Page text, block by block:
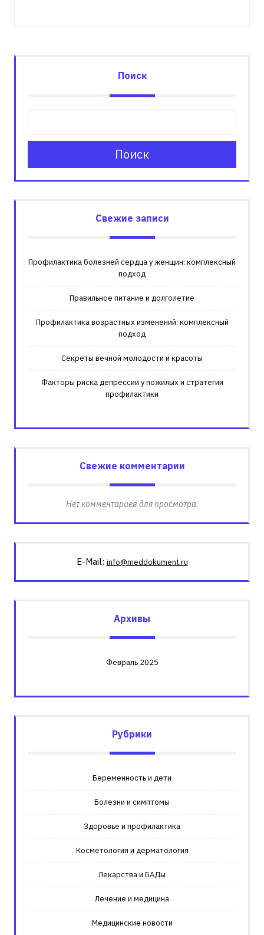
Поиск
Поиск
Свежие записи
Профилактика болезней сердца у женщин: комплексный
подход
Правильное питание и долголетие
Профилактика возрастных изменений: комплексный
подход
Секреты вечной молодости и красоты
Факторы риска депрессии у пожилых и стратегии
профилактики
Свежие комментарии
Нет комментариев для просмотра.
E-Mail: info@meddokument.ru
Архивы
Февраль 2025
Рубрики
Беременность и дети
Болезни и симптомы
Здоровье и профилактика
Косметология и дерматология
Лекарства и БАДы
Лечение и медицина
Медицинские новости